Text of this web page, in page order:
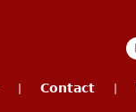
Contact